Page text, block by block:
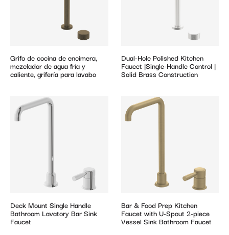
Grifo de cocina de encimera,
mezclador de agua fría y
caliente, grifería para lavabo
Dual-Hole Polished Kitchen
Faucet |Single-Handle Control |
Solid Brass Construction
Deck Mount Single Handle
Bathroom Lavatory Bar Sink
Faucet
Bar & Food Prep Kitchen
Faucet with U-Spout 2-piece
Vessel Sink Bathroom Faucet